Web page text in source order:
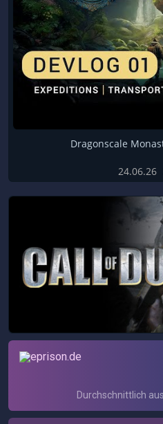
Dragonscale
24.06.26